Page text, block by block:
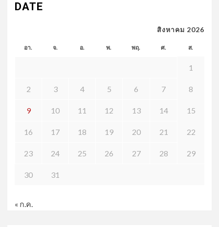
DATE
สิงหาคม 2026
อา. จ. อ. พ. พฤ. ศ. ส.
1
2 3 4 5 6 7 8
9 10 11 12 13 14 15
16 17 18 19 20 21 22
23 24 25 26 27 28 29
30 31
« ก.ค.